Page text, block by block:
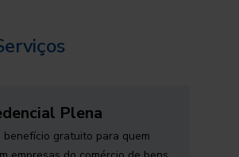
Plena
benefício gratuito para quem